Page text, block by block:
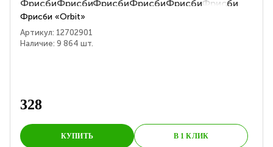
Фрисби «Orbit»
Артикул: 12702901
Наличие: 9 864 шт.
328
КУПИТЬ В 1 КЛИК